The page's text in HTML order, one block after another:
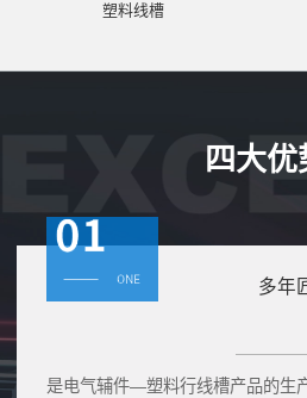
塑料线槽
四大优
多年
是电气辅件—塑料行线槽产品的生